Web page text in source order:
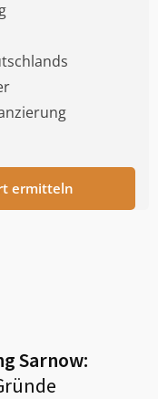
ermitteln
Sarnow: